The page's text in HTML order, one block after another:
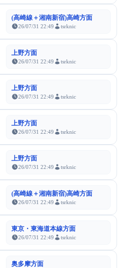
(高崎線＋湘南新宿)高崎方面
26/07/31 22:49 tsrknic
上野方面
26/07/31 22:49 tsrknic
上野方面
26/07/31 22:49 tsrknic
上野方面
26/07/31 22:49 tsrknic
上野方面
26/07/31 22:49 tsrknic
(高崎線＋湘南新宿)高崎方面
26/07/31 22:49 tsrknic
東京・東海道本線方面
26/07/31 22:49 tsrknic
奥多摩方面